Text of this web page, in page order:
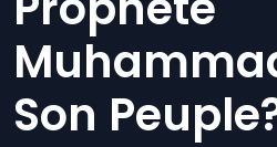
Son